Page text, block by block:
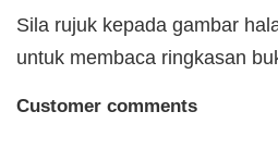
Sila rujuk kepada gambar
untuk membaca ringkasan
Customer comments